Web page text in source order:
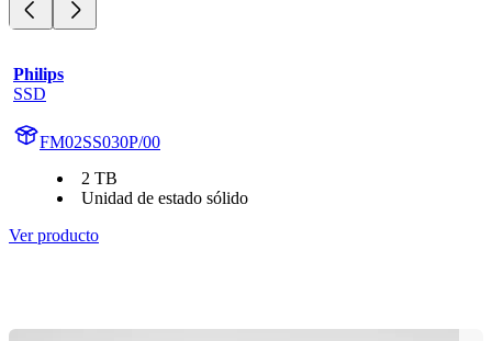
Philips
SSD
FM02SS030P/00
2 TB
Unidad de estado sólido
Ver producto